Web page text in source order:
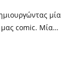
μία
comic. Μία…